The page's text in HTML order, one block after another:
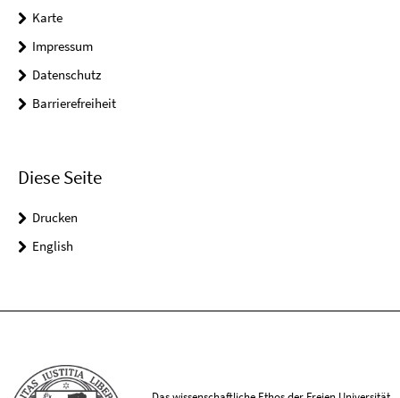
Karte
Impressum
Datenschutz
Barrierefreiheit
Diese Seite
Drucken
English